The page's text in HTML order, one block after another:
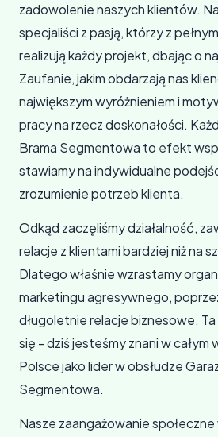
zadowolenie naszych klientów.
specjaliści z pasją, którzy z
realizują każdy projekt, dbając o
Zaufanie, jakim obdarzają nas
największym wyróżnieniem i
pracy na rzecz doskonałości.
Brama Segmentowa to efekt
stawiamy na indywidualne
zrozumienie potrzeb klienta.
Odkąd zaczęliśmy działalność,
relacje z klientami bardziej niż na
Dlatego właśnie wzrastamy
marketingu agresywnego,
długoletnie relacje biznesowe.
się - dziś jesteśmy znani w
Polsce jako lider w obsłudze
Segmentowa.
Nasze zaangażowanie społeczne